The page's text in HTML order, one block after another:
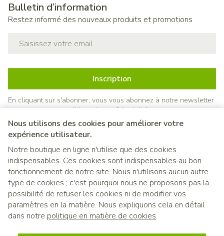
Nous utilisons des cookies pour améliorer votre
expérience utilisateur.
Notre boutique en ligne n'utilise que des cookies
indispensables. Ces cookies sont indispensables au bon
fonctionnement de notre site. Nous n'utilisons aucun autre
type de cookies ; c'est pourquoi nous ne proposons pas la
possibilité de refuser les cookies ni de modifier vos
paramètres en la matière. Nous expliquons cela en détail
dans notre politique en matière de cookies
Bulletin d’information
Restez informé des nouveaux produits et promotions
Inscription
En cliquant sur s'abonner, vous vous abonnez à notre newsletter
et acceptez notrepolitique de confidentialité.
Liens légaux